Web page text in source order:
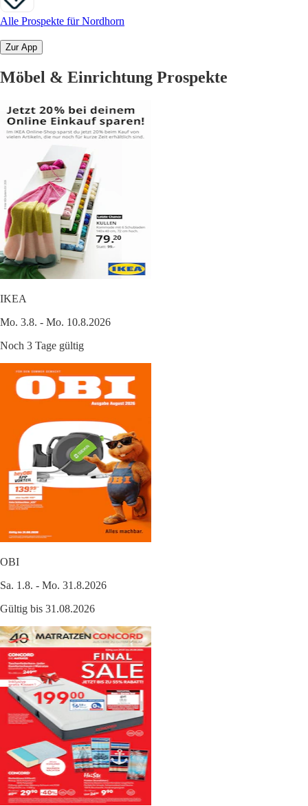
Alle Prospekte für Nordhorn
Zur App
Möbel & Einrichtung Prospekte
IKEA
Mo. 3.8. - Mo. 10.8.2026
Noch 3 Tage gültig
OBI
Sa. 1.8. - Mo. 31.8.2026
Gültig bis 31.08.2026